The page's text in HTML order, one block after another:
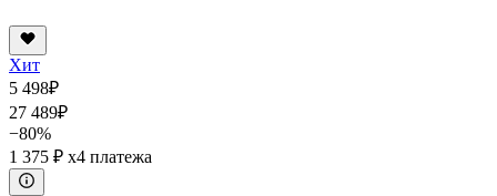
Хит
5 498₽
27 489₽
−80%
1 375 ₽ x4 платежа